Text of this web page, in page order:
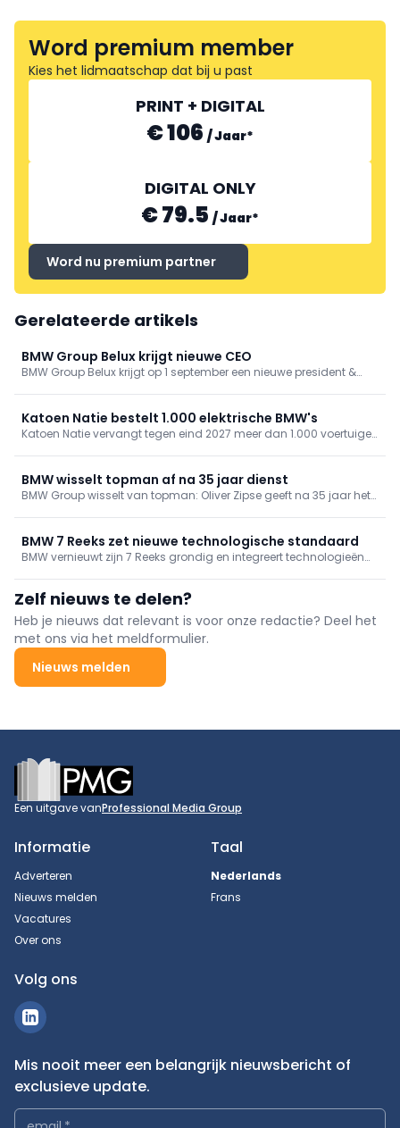
Word premium member
Kies het lidmaatschap dat bij u past
PRINT + DIGITAL
€ 106 /Jaar*
DIGITAL ONLY
€ 79.5 /Jaar*
Word nu premium partner
Gerelateerde artikels
BMW Group Belux krijgt nieuwe CEO
BMW Group Belux krijgt op 1 september een nieuwe president &
Katoen Natie bestelt 1.000 elektrische BMW's
Katoen Natie vervangt tegen eind 2027 meer dan 1.000 voertuigen
België bij één constructeur.
BMW wisselt topman af na 35 jaar dienst
BMW Group wisselt van topman: Oliver Zipse geeft na 35 jaar het
BMW 7 Reeks zet nieuwe technologische standaard
BMW vernieuwt zijn 7 Reeks grondig en integreert technologieën
meer dan 720 km voor de full-electric versie.
Zelf nieuws te delen?
Heb je nieuws dat relevant is voor onze redactie? Deel het
met ons via het meldformulier.
Nieuws melden
Footer
Een uitgave vanProfessional Media Group
Informatie
Adverteren
Nieuws melden
Vacatures
Over ons
Taal
Nederlands
Frans
Volg ons
Mis nooit meer een belangrijk nieuwsbericht of
exclusieve update.